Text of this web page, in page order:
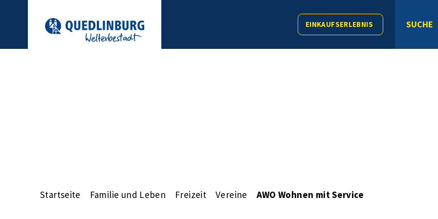
EINKAUFSERLEBNIS SUCHE
Startseite Familie und Leben Freizeit Vereine AWO Wohnen mit Service